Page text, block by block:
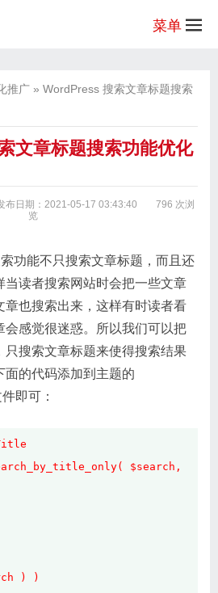
菜单
推广 » WordPress 搜索文章标题搜索
文章标题搜索功能优化
布日期：2021-05-17 03:43:40
796 次浏
览
功能不只搜索文章标题，而且还
当读者搜索网站时会把一些文章
章也搜索出来，这样有时读者看
会感觉很迷惑。所以我们可以把
只搜索文章标题来使得搜索结果
的代码添加到主题的
可：
$search,
) )